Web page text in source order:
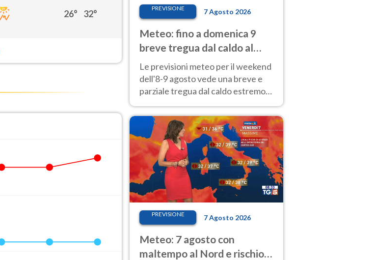
26° 32°
PREVISIONE 7 Agosto 2026
Meteo: fino a domenica 9
breve tregua dal caldo al
Nord! Altrove calura e afa
Le previsioni meteo per il weekend
dell'8-9 agosto vede una breve e
parziale tregua dal caldo estremo
40 gradi.
PREVISIONE 7 Agosto 2026
Meteo: 7 agosto con
maltempo al Nord e rischio